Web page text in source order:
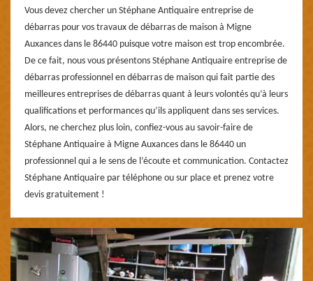
Vous devez chercher un Stéphane Antiquaire entreprise de
débarras pour vos travaux de débarras de maison à Migne
Auxances dans le 86440 puisque votre maison est trop encombrée.
De ce fait, nous vous présentons Stéphane Antiquaire entreprise de
débarras professionnel en débarras de maison qui fait partie des
meilleures entreprises de débarras quant à leurs volontés qu’à leurs
qualifications et performances qu’ils appliquent dans ses services.
Alors, ne cherchez plus loin, confiez-vous au savoir-faire de
Stéphane Antiquaire à Migne Auxances dans le 86440 un
professionnel qui a le sens de l’écoute et communication. Contactez
Stéphane Antiquaire par téléphone ou sur place et prenez votre
devis gratuitement !